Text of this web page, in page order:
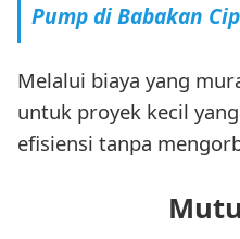
Pump di Babakan
Melalui biaya yang
untuk proyek kecil
efisiensi tanpa